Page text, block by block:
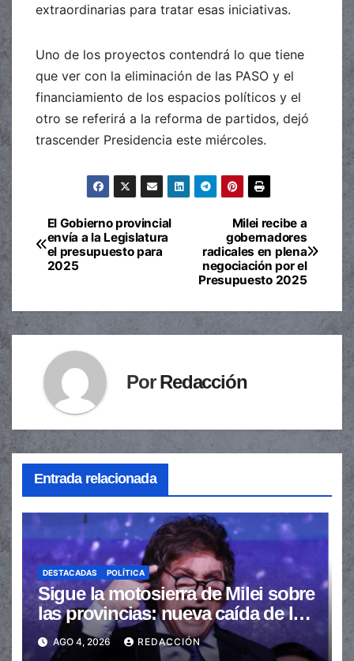
extraordinarias para tratar esas iniciativas.
Uno de los proyectos contendrá lo que tiene
que ver con la eliminación de las PASO y el
financiamiento de los espacios políticos y el
otro se referirá a la reforma de partidos, dejó
trascender Presidencia este miércoles.
Navegación
de
Milei recibe a
gobernadores
radicales en plena
negociación por el
Presupuesto 2025
El Gobierno provincial
envía a la Legislatura
el presupuesto para
2025
PorRedacción
Entrada relacionada
DESTACADAS POLÍTICA
Sigue la motosierra de Milei sobre
las provincias: nueva caída de las
transferencias no automáticas
AGO 4, 2026 REDACCIÓN